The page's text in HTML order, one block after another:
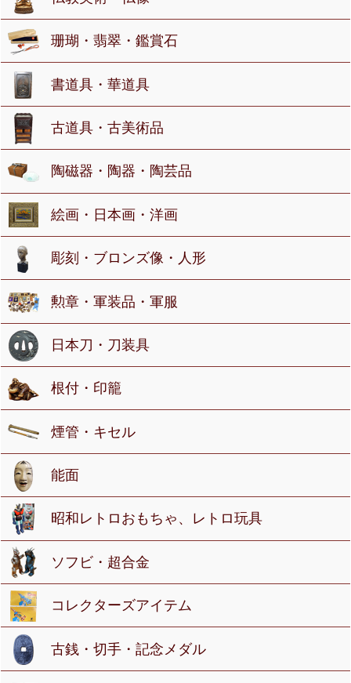
珊瑚・翡翠・鑑賞石
書道具・華道具
古道具・古美術品
陶磁器・陶器・陶芸品
絵画・日本画・洋画
彫刻・ブロンズ像・人形
勲章・軍装品・軍服
日本刀・刀装具
根付・印籠
煙管・キセル
能面
昭和レトロおもちゃ、レトロ玩具
ソフビ・超合金
コレクターズアイテム
古銭・切手・記念メダル